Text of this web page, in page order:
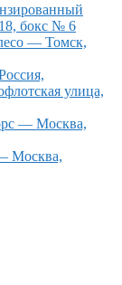
бокс № 6
— Томск,
улица,
— Москва,
Москва,